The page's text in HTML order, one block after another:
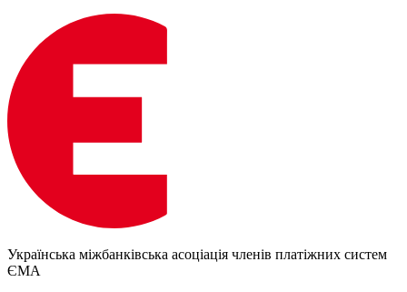
Українська міжбанківська асоціація членів платіжних систем
ЄМА